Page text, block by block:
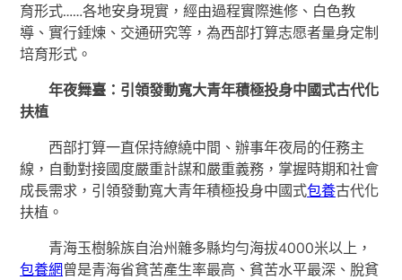
育形式……各地安身現實，經由過程實際進修、白色教
導、實行錘煉、交通研究等，為西部打算志愿者量身定制
培育形式。
年夜舞臺：引領發動寬大青年積極投身中國式古代化
扶植
西部打算一直保持繚繞中間、辦事年夜局的任務主
線，自動對接國度嚴重計謀和嚴重義務，掌握時期和社會
成長需求，引領發動寬大青年積極投身中國式包養古代化
扶植。
青海玉樹躲族自治州雜多縣均勻海拔4000米以上，
包養網 曾是青海省貧苦產生率最高、貧苦水平最深、脫貧